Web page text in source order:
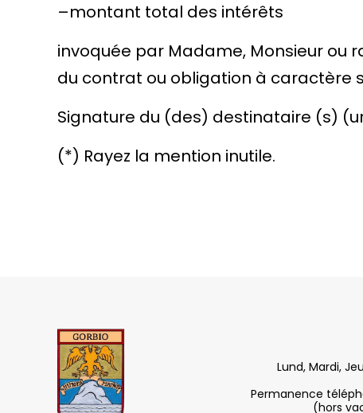
–montant total des intérêts
invoquée par Madame, Monsieur ou
du contrat ou obligation à caractère
Signature du (des) destinataire (s)
(*) Rayez la mention inutile.
Lund, Mardi,
Permanence
(hors